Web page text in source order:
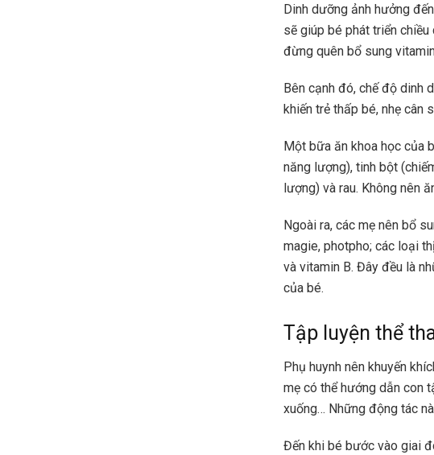
Dinh dưỡng ảnh hưởng
sẽ giúp bé phát triển
đừng quên bổ sung
Bên cạnh đó, chế độ dinh
khiến trẻ thấp bé, nhẹ cân
Một bữa ăn khoa học của
năng lượng), tinh bột
lượng) và rau. Không nên
Ngoài ra, các mẹ nên bổ
magie, photpho; các loại
và vitamin B. Đây đều là
của bé.
Tập luyện thể
Phụ huynh nên khuyến
mẹ có thể hướng dẫn con
xuống… Những động tác
Đến khi bé bước vào giai